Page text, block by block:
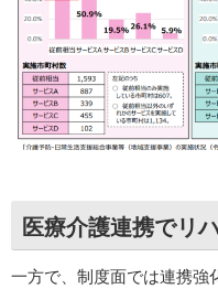
医療介護連携でリ
一方で、制度面では連携強